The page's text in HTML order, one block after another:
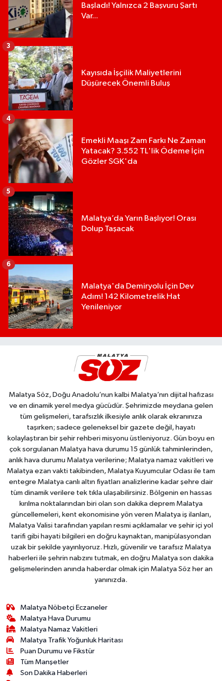
Başladı! Yalnızca 2 Başvuru Şartı
Var...
Kayısıda İşçilik Maliyetlerini
Düşürecek Önemli Buluş
3
Emekli Maaşı Zam Farkı Ne Zaman
Yatacak? 3.552 TL'lik Ödeme İçin
Gözler SGK'da
4
Malatya’da Yarın Başlıyor! Orası
Dolup Taşacak
5
Malatya'da Demiryolu İçin Dev
Adım! 142 Kilometrelik Hat
Yenileniyor
6
Malatya Söz, Doğu Anadolu’nun kalbi Malatya’nın dijital hafızası
ve en dinamik yerel medya gücüdür. Şehrimizde meydana gelen
tüm gelişmeleri, tarafsızlık ilkesiyle anlık olarak ekranınıza
taşırken; sadece geleneksel bir gazete değil, hayatı
kolaylaştıran bir şehir rehberi misyonu üstleniyoruz. Gün boyu en
çok sorgulanan Malatya hava durumu 15 günlük tahminlerinden,
anlık hava durumu Malatya verilerine; Malatya namaz vakitleri ve
Malatya ezan vakti takibinden, Malatya Kuyumcular Odası ile tam
entegre Malatya canlı altın fiyatları analizlerine kadar şehre dair
tüm dinamik verilere tek tıkla ulaşabilirsiniz. Bölgenin en hassas
kırılma noktalarından biri olan son dakika deprem Malatya
güncellemeleri, kent ekonomisine yön veren Malatya iş ilanları,
Malatya Valisi tarafından yapılan resmi açıklamalar ve şehir içi yol
tarifi gibi hayati bilgileri en doğru kaynaktan, manipülasyondan
uzak bir şekilde yayınlıyoruz. Hızlı, güvenilir ve tarafsız Malatya
haberleri ile şehrin nabzını tutmak, en doğru Malatya son dakika
gelişmelerinden anında haberdar olmak için Malatya Söz her an
yanınızda.
Malatya Nöbetçi Eczaneler
Malatya Hava Durumu
Malatya Namaz Vakitleri
Malatya Trafik Yoğunluk Haritası
Puan Durumu ve Fikstür
Tüm Manşetler
Son Dakika Haberleri